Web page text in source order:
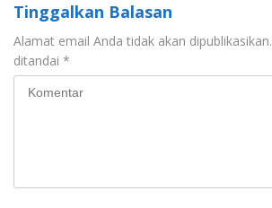
Tinggalkan Balasan
Alamat email Anda tidak akan dipublikasikan.
ditandai *